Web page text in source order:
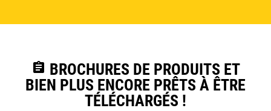
assignment BROCHURES DE PRODUITS ET
BIEN PLUS ENCORE PRÊTS À ÊTRE
TÉLÉCHARGÉS !